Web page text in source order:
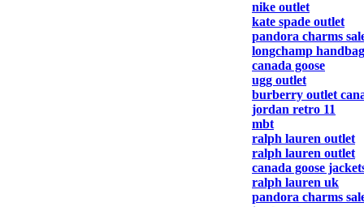
nike outlet
kate spade outlet
pandora charms
longchamp
canada goose
ugg outlet
burberry outlet
jordan retro 11
mbt
ralph lauren outlet
ralph lauren outlet
canada goose
ralph lauren uk
pandora charms